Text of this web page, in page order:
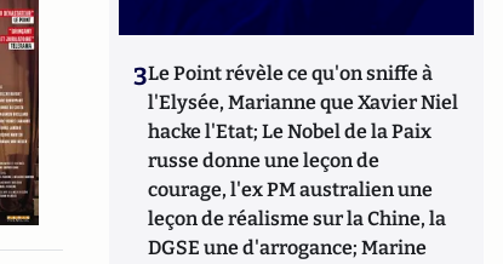
3Le Point révèle ce qu'on sniffe à
l'Elysée, Marianne que Xavier Niel
hacke l'Etat; Le Nobel de la Paix
russe donne une leçon de
courage, l'ex PM australien une
leçon de réalisme sur la Chine, la
DGSE une d'arrogance; Marine